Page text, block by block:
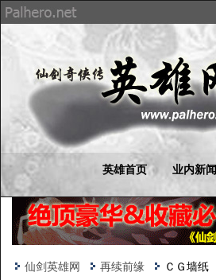
英雄首页 业内新闻
仙剑英雄网 再续前缘 ＣＧ墙纸